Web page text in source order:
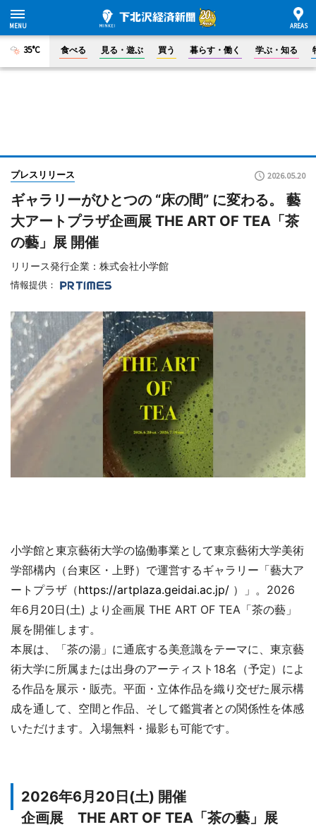
35°C 食べる 見る・遊ぶ 買う 暮らす・働く 学ぶ・知る
プレスリリース 2026.05.20
ギャラリーがひとつの “床の間” に変わる。 藝
大アートプラザ企画展 THE ART OF TEA「茶
の藝」展 開催
リリース発行企業：株式会社小学館
情報提供：
小学館と東京藝術大学の協働事業として東京藝術大学美術
学部構内（台東区・上野）で運営するギャラリー「藝大ア
ートプラザ（https://artplaza.geidai.ac.jp/ ）」。2026
年6月20日(土) より企画展 THE ART OF TEA「茶の藝」
展を開催します。
本展は、「茶の湯」に通底する美意識をテーマに、東京藝
術大学に所属または出身のアーティスト18名（予定）によ
る作品を展示・販売。平面・立体作品を織り交ぜた展示構
成を通して、空間と作品、そして鑑賞者との関係性を体感
いただけます。入場無料・撮影も可能です。
2026年6月20日(土) 開催
企画展 THE ART OF TEA「茶の藝」展